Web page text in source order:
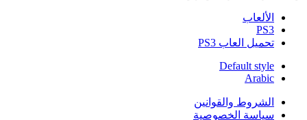
الألعاب
PS3
تحميل العاب PS3
Default style
Arabic
الشروط والقوانين
سياسة الخصوصية